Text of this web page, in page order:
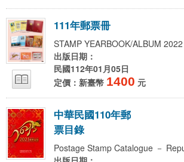
111年郵票冊
STAMP YEARBOOK/ALBUM 2022
出版日期：
民國112年01月05日
定價：新臺幣 1400 元
中華民國110年郵
票目錄
Postage Stamp Catalogue －